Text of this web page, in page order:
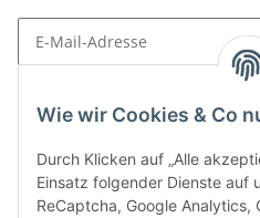
Wie wir Cookies & Co
Durch Klicken auf „Alle
Einsatz folgender Dienste auf
ReCaptcha, Google Analytics,
Kontakt
Informationen